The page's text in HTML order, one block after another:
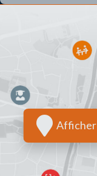
Afficher